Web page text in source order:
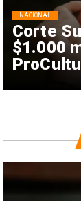
Corte
$1.000
NACIONAL